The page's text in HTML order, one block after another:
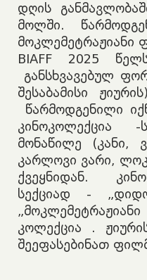
დღის
მოლში.
მოკლემეტრაჟიანი
BIAFF 2025
განსხვავებულ
შესაბამისი
წარმოდგენილი
კინოკოლექცია -
მონაწილე (კანი,
კარლოვი ვარი,
ქვეყნიდან.
სექციად -
კოლექცია .
შეეფასებინათ